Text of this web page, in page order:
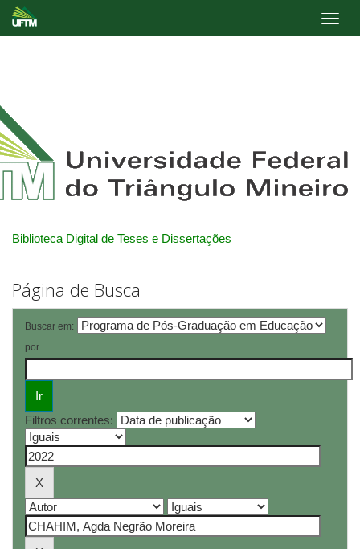
Biblioteca Digital de Teses e Dissertações
Página de Busca
Buscar em:
por
Filtros correntes: